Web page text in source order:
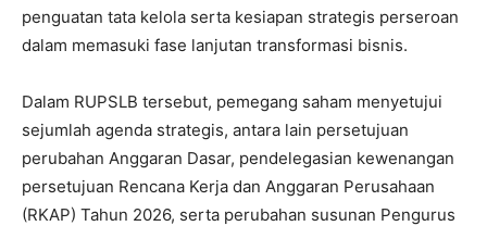
penguatan tata kelola serta kesiapan strategis perseroan
dalam memasuki fase lanjutan transformasi bisnis.
Dalam RUPSLB tersebut, pemegang saham menyetujui
sejumlah agenda strategis, antara lain persetujuan
perubahan Anggaran Dasar, pendelegasian kewenangan
persetujuan Rencana Kerja dan Anggaran Perusahaan
(RKAP) Tahun 2026, serta perubahan susunan Pengurus